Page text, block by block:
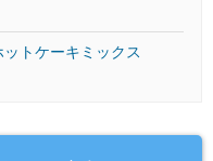
ットケーキミックス